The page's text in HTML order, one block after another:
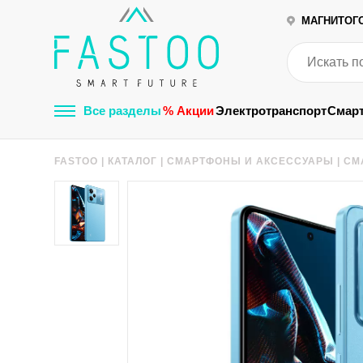
Все разделы% АкцииЭлектротранспорт
FASTOO КАТАЛОГ |СМАРТФОНЫ И АКСЕССУАРЫ |